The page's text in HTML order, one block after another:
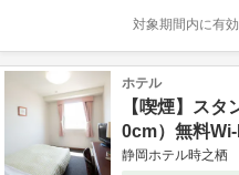
対象期間内に有
ホテル
【喫煙】ス
0cm）無料
静岡ホテル時之栖